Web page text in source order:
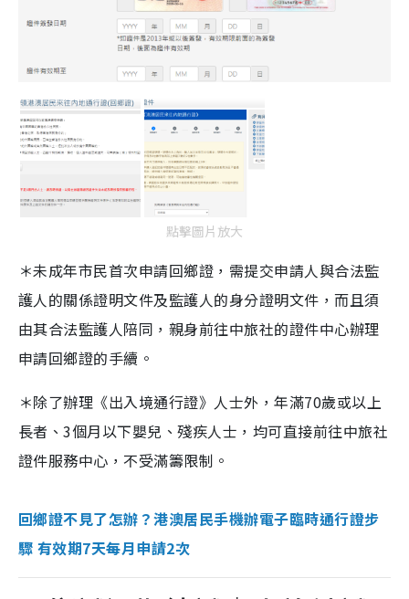
點擊圖片放大
＊未成年市民首次申請回鄉證，需提交申請人與合法監
護人的關係證明文件及監護人的身分證明文件，而且須
由其合法監護人陪同，親身前往中旅社的證件中心辦理
申請回鄉證的手續。
＊除了辦理《出入境通行證》人士外，年滿70歲或以上
長者、3個月以下嬰兒、殘疾人士，均可直接前往中旅社
證件服務中心，不受滿籌限制。
回鄉證不見了怎辦？港澳居民手機辦電子臨時通行證步
驟 有效期7天每月申請2次